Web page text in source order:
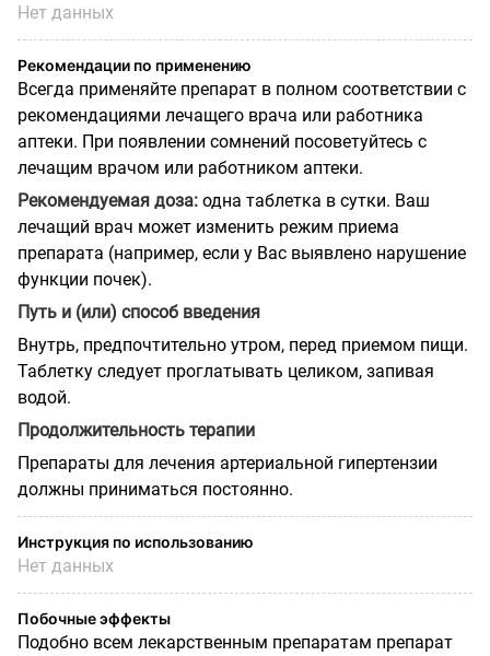
Нет данных
Рекомендации по применению
Всегда применяйте препарат в полном соответствии с
рекомендациями лечащего врача или работника
аптеки. При появлении сомнений посоветуйтесь с
лечащим врачом или работником аптеки.
Рекомендуемая доза: одна таблетка в сутки. Ваш
лечащий врач может изменить режим приема
препарата (например, если у Вас выявлено нарушение
функции почек).
Путь и (или) способ введения
Внутрь, предпочтительно утром, перед приемом пищи.
Таблетку следует проглатывать целиком, запивая
водой.
Продолжительность терапии
Препараты для лечения артериальной гипертензии
должны приниматься постоянно.
Инструкция по использованию
Нет данных
Побочные эффекты
Подобно всем лекарственным препаратам препарат